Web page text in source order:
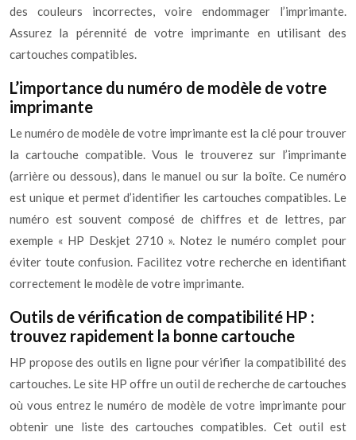
des couleurs incorrectes, voire endommager l’imprimante.
Assurez la pérennité de votre imprimante en utilisant des
cartouches compatibles.
L’importance du numéro de modèle de votre
imprimante
Le numéro de modèle de votre imprimante est la clé pour trouver
la cartouche compatible. Vous le trouverez sur l’imprimante
(arrière ou dessous), dans le manuel ou sur la boîte. Ce numéro
est unique et permet d’identifier les cartouches compatibles. Le
numéro est souvent composé de chiffres et de lettres, par
exemple « HP Deskjet 2710 ». Notez le numéro complet pour
éviter toute confusion. Facilitez votre recherche en identifiant
correctement le modèle de votre imprimante.
Outils de vérification de compatibilité HP :
trouvez rapidement la bonne cartouche
HP propose des outils en ligne pour vérifier la compatibilité des
cartouches. Le site HP offre un outil de recherche de cartouches
où vous entrez le numéro de modèle de votre imprimante pour
obtenir une liste des cartouches compatibles. Cet outil est